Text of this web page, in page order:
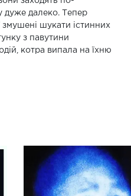
дуже далеко. Тепер
змушені шукати істинних
з павутини
котра випала на їхню